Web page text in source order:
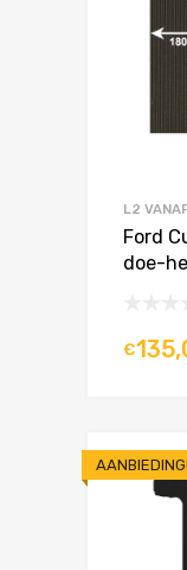
L2
Ford
doe-
€
AANBIEDING!